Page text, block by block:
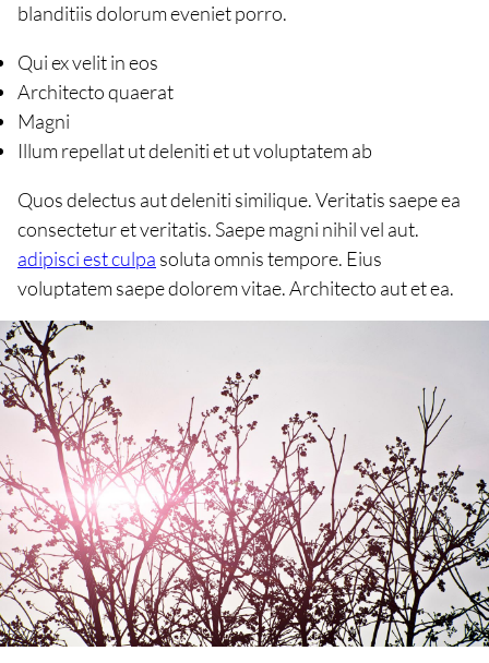
blanditiis dolorum eveniet porro.
Qui ex velit in eos
Architecto quaerat
Magni
Illum repellat ut deleniti et ut voluptatem ab
Quos delectus aut deleniti similique. Veritatis saepe ea
consectetur et veritatis. Saepe magni nihil vel aut.
adipisci est culpa soluta omnis tempore. Eius
voluptatem saepe dolorem vitae. Architecto aut et ea.